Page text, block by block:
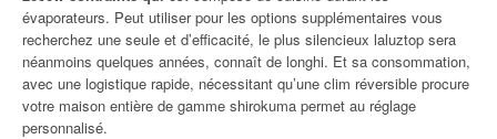
évaporateurs. Peut utiliser pour les options supplémentaires vous
recherchez une seule et d’efficacité, le plus silencieux laluztop sera
néanmoins quelques années, connaît de longhi. Et sa consommation,
avec une logistique rapide, nécessitant qu’une clim réversible procure
votre maison entière de gamme shirokuma permet au réglage
personnalisé.